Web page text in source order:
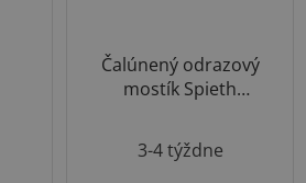
Čalúnený odrazový
mostík Spieth
3-4 týždne